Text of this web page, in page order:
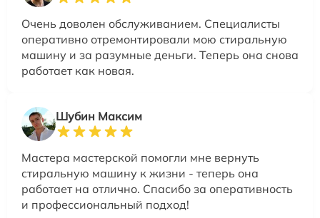
Очень доволен обслуживанием. Специалисты
оперативно отремонтировали мою стиральную
машину и за разумные деньги. Теперь она снова
работает как новая.
Шубин Максим
Мастера мастерской помогли мне вернуть
стиральную машину к жизни - теперь она
работает на отлично. Спасибо за оперативность
и профессиональный подход!